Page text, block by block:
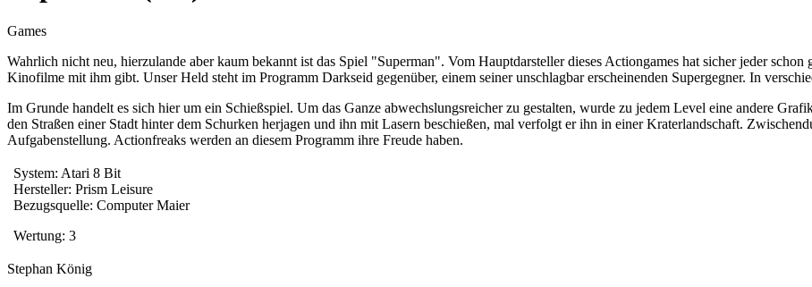
Games
Wahrlich nicht neu, hierzulande aber kaum bekannt ist das Spiel "Superman". Vom Hauptdarsteller dieses Actiongames hat sicher jeder
Kinofilme mit ihm gibt. Unser Held steht im Programm Darkseid gegenüber, einem seiner unschlagbar erscheinenden Supergegner. In
Im Grunde handelt es sich hier um ein Schießspiel. Um das Ganze abwechslungsreicher zu gestalten, wurde zu jedem Level eine andere
den Straßen einer Stadt hinter dem Schurken herjagen und ihn mit Lasern beschießen, mal verfolgt er ihn in einer Kraterlandschaft.
Aufgabenstellung. Actionfreaks werden an diesem Programm ihre Freude haben.
System: Atari 8 Bit
Hersteller: Prism Leisure
Bezugsquelle: Computer Maier
Wertung: 3
Stephan König